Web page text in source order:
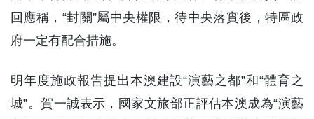
回應稱，“封關”屬中央權限，待中央落實後，特區政
府一定有配合措施。
明年度施政報告提出本澳建設“演藝之都”和“體育之
城”。賀一誠表示，國家文旅部正評估本澳成為“演藝